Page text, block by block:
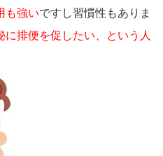
も強いですし習慣性もありま
に排便を促したい、という人